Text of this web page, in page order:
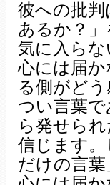
彼への批
あるか？
気に入ら
心には届
る側がど
つい言葉
ら発せら
信じます
だけの言